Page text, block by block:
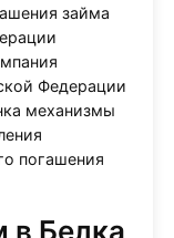
займа
Федерации
механизмы
погашения
в Белка